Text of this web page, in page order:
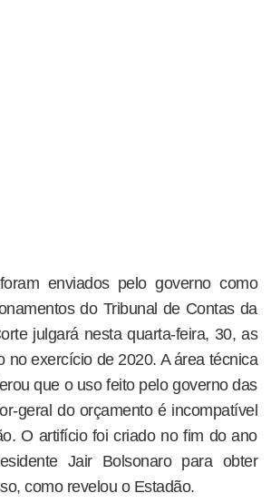
enviados pelo governo como
do Tribunal de Contas da
julgará nesta quarta-feira, 30, as
no exercício de 2020. A área técnica
que o uso feito pelo governo das
geral do orçamento é incompatível
O artifício foi criado no fim do ano
Jair Bolsonaro para obter
como revelou o Estadão.